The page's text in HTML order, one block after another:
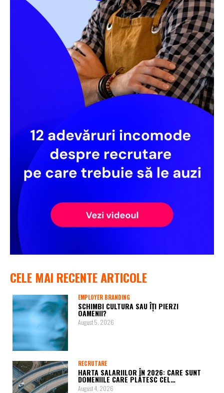
CELE MAI RECENTE ARTICOLE
EMPLOYER BRANDING
SCHIMBI CULTURA SAU ÎȚI PIERZI
OAMENII?
August 5, 2026
RECRUTARE
HARTA SALARIILOR ÎN 2026: CARE SUNT
DOMENIILE CARE PLĂTESC CEL…
August 4, 2026